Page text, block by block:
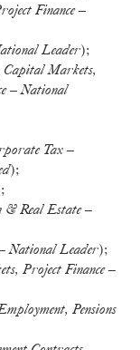
Finance –
Leader);
Capital Markets,
– National
Tax –
);
& Real Estate –
National Leader);
Project Finance –
Pensions